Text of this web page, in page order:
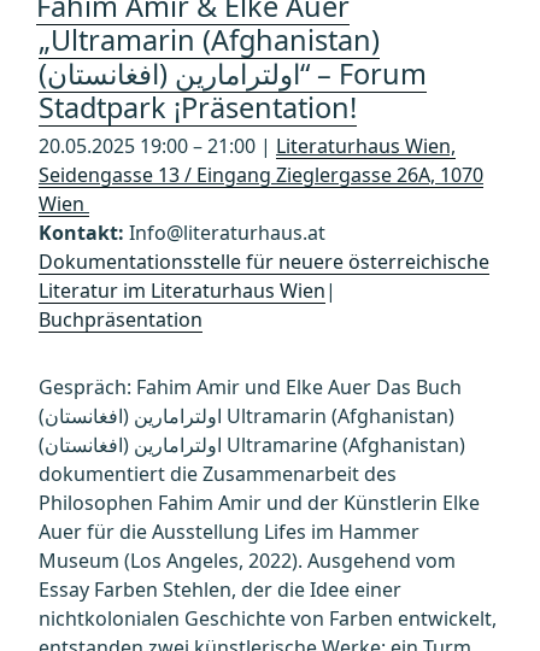
„Ultramarin (Afghanistan)
(اولترامارین (افغانستان“ – Forum
Stadtpark ¡Präsentation!
20.05.2025 19:00 – 21:00 | Literaturhaus Wien,
Seidengasse 13 / Eingang Zieglergasse 26A, 1070
Wien
Kontakt: Info@literaturhaus.at
Dokumentationsstelle für neuere österreichische
Literatur im Literaturhaus Wien|
Buchpräsentation
Gespräch: Fahim Amir und Elke Auer Das Buch
(اولترامارین (افغانستان Ultramarin (Afghanistan)
(اولترامارین (افغانستان Ultramarine (Afghanistan)
dokumentiert die Zusammenarbeit des
Philosophen Fahim Amir und der Künstlerin Elke
Auer für die Ausstellung Lifes im Hammer
Museum (Los Angeles, 2022). Ausgehend vom
Essay Farben Stehlen, der die Idee einer
nichtkolonialen Geschichte von Farben entwickelt,